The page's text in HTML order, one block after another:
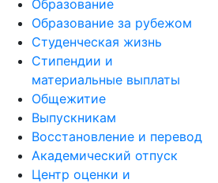
Образование
Образование за рубежом
Студенческая жизнь
Стипендии и
материальные выплаты
Общежитие
Выпускникам
Восстановление и перевод
Академический отпуск
Центр оценки и